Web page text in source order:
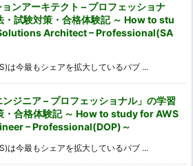
ョンアーキテクト – プロフェッショナ
・試験対策・合格体験記 ～ How to stu
Architect – Professional(SA
は今最もシェアを拡大しているパブ ...
ンジニア – プロフェッショナル」の学習
・合格体験記 ～ How to study for AWS
– Professional(DOP)～
は今最もシェアを拡大しているパブ ...